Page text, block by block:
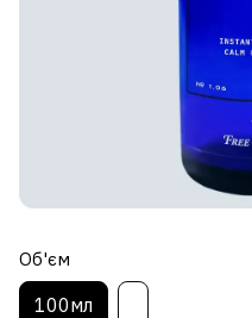
Об'єм
100мл